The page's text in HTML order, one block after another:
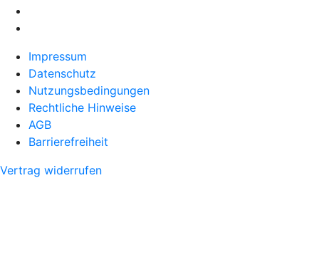
Impressum
Datenschutz
Nutzungsbedingungen
Rechtliche Hinweise
AGB
Barrierefreiheit
Vertrag widerrufen